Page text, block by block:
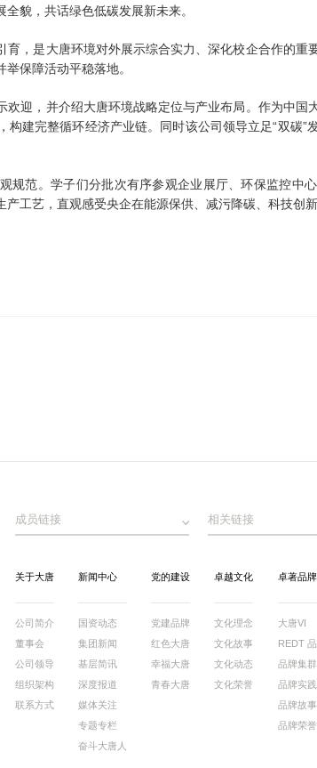
貌，共话绿色低碳发展新未来。
，是大唐环境对外展示综合实力、深化校企合作的重
保障活动平稳落地。
迎，并介绍大唐环境战略定位与产业布局。作为中国
建完整循环经济产业链。同时该公司领导立足“双碳”
规范。学子们分批次有序参观企业展厅、环保监控中
工艺，直观感受央企在能源保供、减污降碳、科技创
成员链接 相关链接
关于大唐
公司简介
董事会
公司领导
组织架构
联系方式
新闻中心
国资动态
集团新闻
基层简讯
深度报道
媒体关注
专题专栏
奋斗大唐人
党的建设
党建品牌
红色大唐
幸福大唐
青春大唐
卓越文化
文化理念
文化故事
文化动态
文化荣誉
卓著品牌
大唐VI
REDT
品牌集群
品牌实践
品牌故事
品牌荣誉